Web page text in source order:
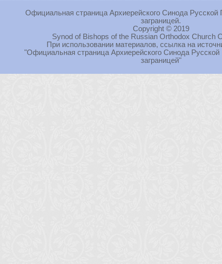
Официальная страница Архиерейского Синода Русской
заграницей.
Copyright © 2019
Synod of Bishops of the Russian Orthodox Church
При использовании материалов, ссылка на
"Официальная страница Архиерейского Синода
заграницей"